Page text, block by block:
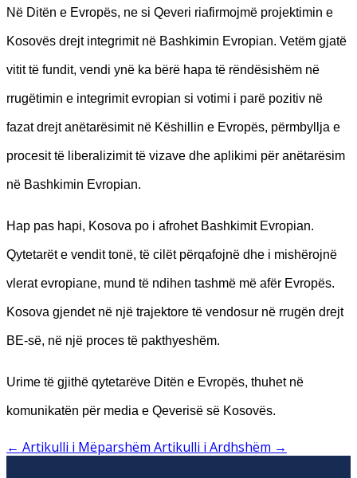
Në Ditën e Evropës, ne si Qeveri riafirmojmë projektimin e
Kosovës drejt integrimit në Bashkimin Evropian. Vetëm gjatë
vitit të fundit, vendi ynë ka bërë hapa të rëndësishëm në
rrugëtimin e integrimit evropian si votimi i parë pozitiv në
fazat drejt anëtarësimit në Këshillin e Evropës, përmbyllja e
procesit të liberalizimit të vizave dhe aplikimi për anëtarësim
në Bashkimin Evropian.
Hap pas hapi, Kosova po i afrohet Bashkimit Evropian.
Qytetarët e vendit tonë, të cilët përqafojnë dhe i mishërojnë
vlerat evropiane, mund të ndihen tashmë më afër Evropës.
Kosova gjendet në një trajektore të vendosur në rrugën drejt
BE-së, në një proces të pakthyeshëm.
Urime të gjithë qytetarëve Ditën e Evropës, thuhet në
komunikatën për media e Qeverisë së Kosovës.
← Artikulli i Mëparshëm Artikulli i Ardhshëm →